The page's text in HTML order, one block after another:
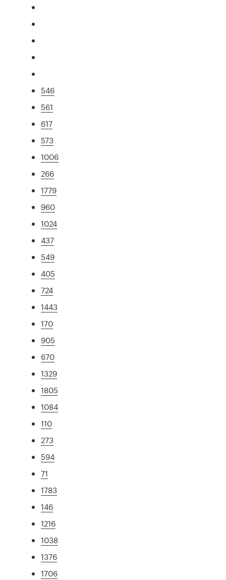
546
561
617
573
1006
266
1779
960
1024
437
549
405
724
1443
170
905
670
1329
1805
1084
110
273
594
71
1783
146
1216
1038
1376
1706